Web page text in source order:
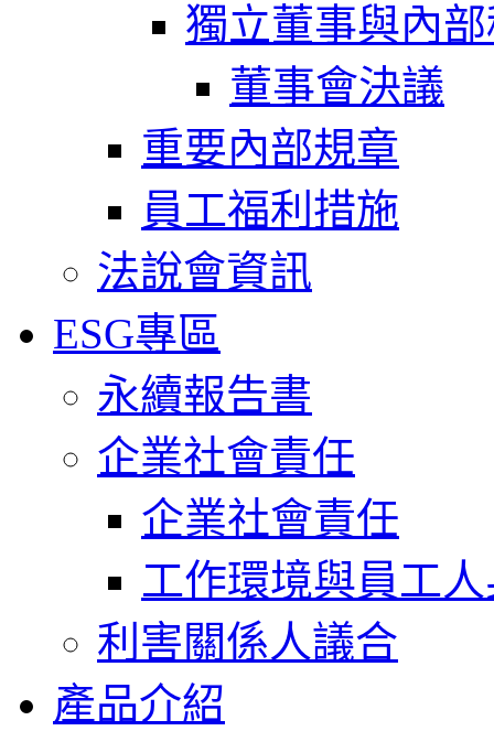
獨立董事與內
董事會決議
重要內部規章
員工福利措施
法說會資訊
ESG專區
永續報告書
企業社會責任
企業社會責任
工作環境與員工
利害關係人議合
產品介紹